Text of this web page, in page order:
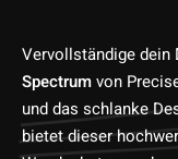
Vervollständige dein
Spectrumvon
und das schlanke
bietet dieser